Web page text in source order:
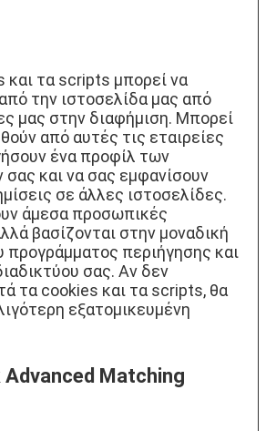
και τα scripts μπορεί να
την ιστοσελίδα μας από
μας στην διαφήμιση. Μπορεί
από αυτές τις εταιρείες
ένα προφίλ των
και να σας εμφανίσουν
σε άλλες ιστοσελίδες.
άμεσα προσωπικές
βασίζονται στην μοναδική
προγράμματος περιήγησης και
σας. Αν δεν
τα cookies και τα scripts, θα
εξατομικευμένη
Advanced Matching